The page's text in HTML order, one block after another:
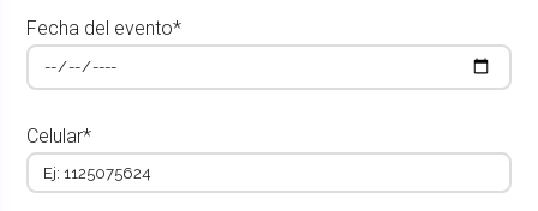
Fecha del evento*
Celular*